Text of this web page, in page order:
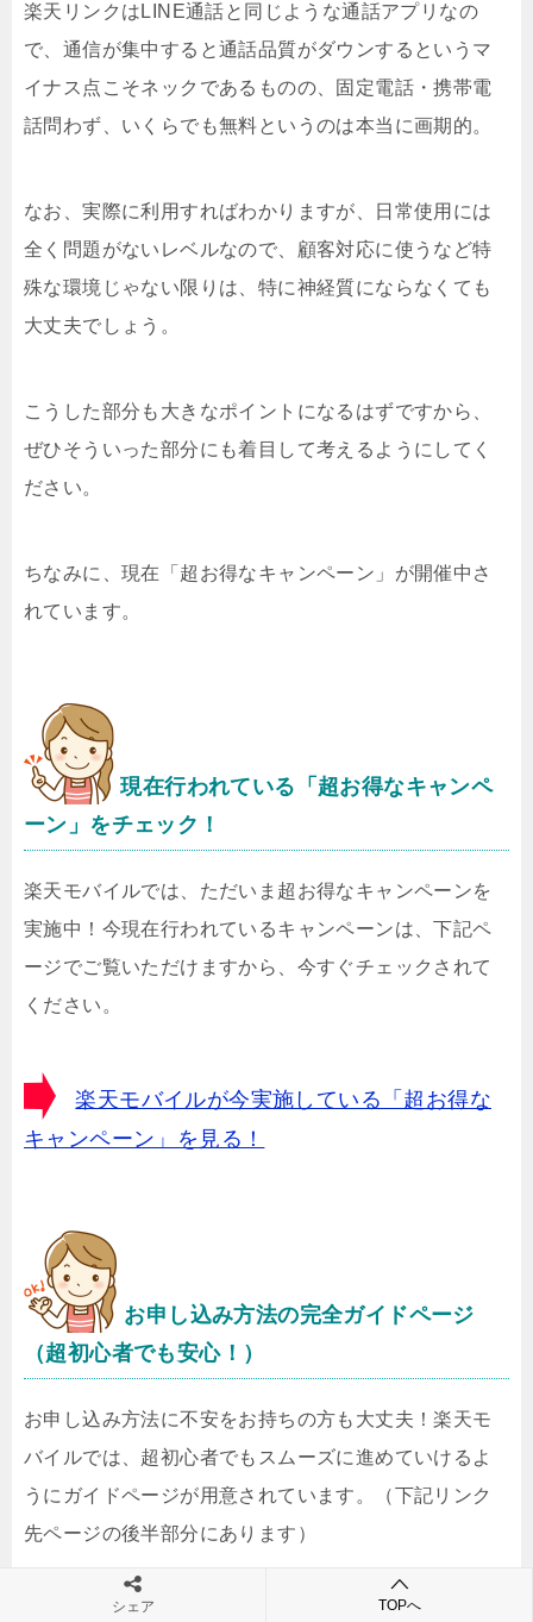
楽天リンクはLINE通話と同じような通話アプリなの
で、通信が集中すると通話品質がダウンするというマ
イナス点こそネックであるものの、固定電話・携帯電
話問わず、いくらでも無料というのは本当に画期的。
なお、実際に利用すればわかりますが、日常使用には
全く問題がないレベルなので、顧客対応に使うなど特
殊な環境じゃない限りは、特に神経質にならなくても
大丈夫でしょう。
こうした部分も大きなポイントになるはずですから、
ぜひそういった部分にも着目して考えるようにしてく
ださい。
ちなみに、現在「超お得なキャンペーン」が開催中さ
れています。
現在行われている「超お得なキャンペ
ーン」をチェック！
楽天モバイルでは、ただいま超お得なキャンペーンを
実施中！今現在行われているキャンペーンは、下記ペ
ージでご覧いただけますから、今すぐチェックされて
ください。
楽天モバイルが今実施している「超お得な
キャンペーン」を見る！
お申し込み方法の完全ガイドページ
（超初心者でも安心！）
お申し込み方法に不安をお持ちの方も大丈夫！楽天モ
バイルでは、超初心者でもスムーズに進めていけるよ
うにガイドページが用意されています。（下記リンク
先ページの後半部分にあります）
シェア TOPへ